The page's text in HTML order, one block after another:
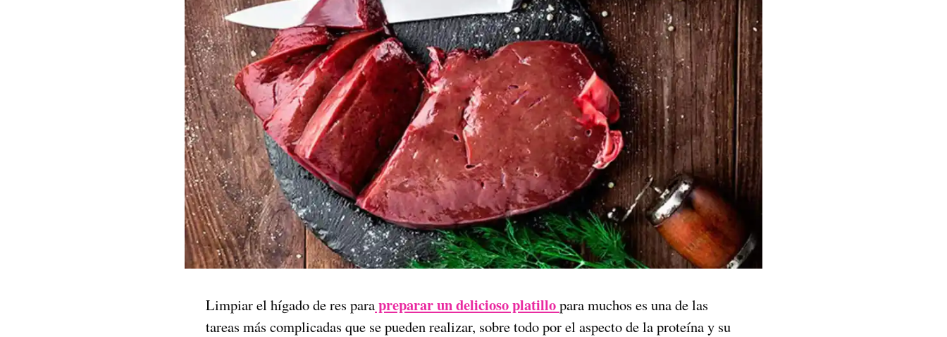
Limpiar el hígado de res parapreparar un delicioso platillopara muchos es una de las
tareas más complicadas que se pueden realizar, sobre todo por el aspecto de la proteína y su